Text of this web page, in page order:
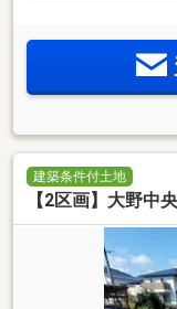
建築条件付土地
【2区画】大野中